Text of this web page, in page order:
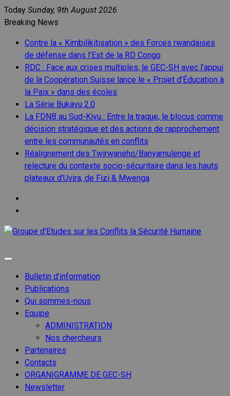
Skip
to
Today Sunday, 9th August 2026
Breaking News
Contre la « Kimbilikitisation » des Forces rwandaises
de défense dans l’Est de la RD Congo
RDC : Face aux crises multiples, le GEC-SH avec l’appui
de la Coopération Suisse lance le « Projet d’Éducation à
la Paix » dans des écoles
La Série Bukavu 2.0
La FDNB au Sud-Kivu : Entre la traque, le blocus comme
décision stratégique et des actions de rapprochement
entre les communautés en conflits
Réalignement des Twirwaneho/Banyamulenge et
relecture du contexte socio-sécuritaire dans les hauts
plateaux d’Uvira, de Fizi & Mwenga
Bulletin d’information
Publications
Qui sommes-nous
Equipe
ADMINISTRATION
Nos chercheurs
Partenaires
Contacts
ORGANIGRAMME DE GEC-SH
Newsletter